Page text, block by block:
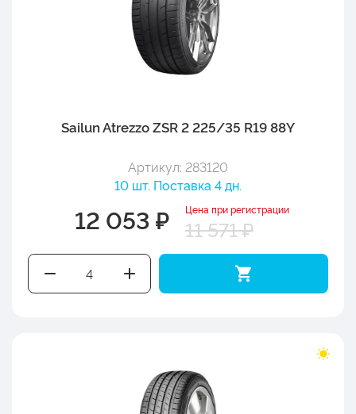
Sailun Atrezzo ZSR 2 225/35 R19 88Y
Артикул: 283120
10 шт. Поставка 4 дн.
12 053 ₽ Цена при регистрации
11 571 ₽